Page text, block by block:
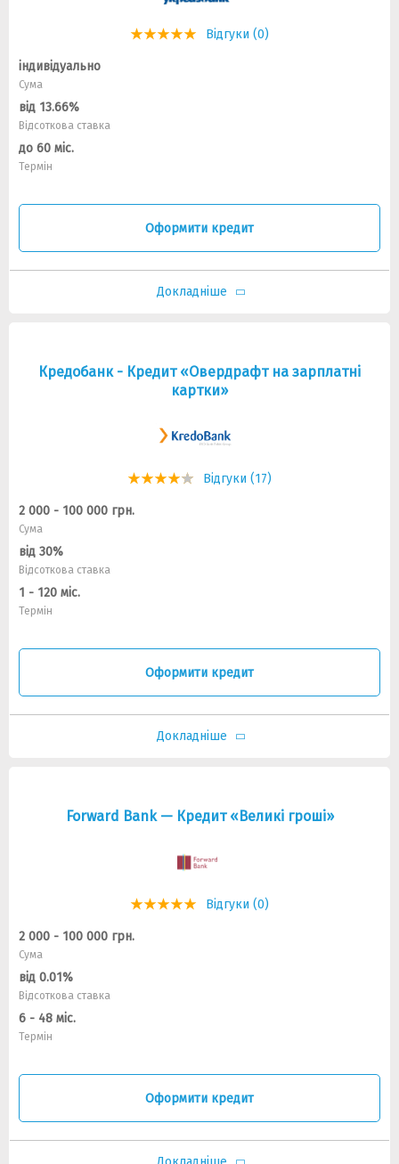
Відгуки (0)
індивідуально
Сума
від 13.66%
Відсоткова ставка
до 60 міс.
Термін
Оформити кредит
Докладніше
Кредобанк - Кредит «Овердрафт на зарплатні
картки»
Відгуки (17)
2 000 - 100 000 грн.
Сума
від 30%
Відсоткова ставка
1 - 120 міс.
Термін
Оформити кредит
Докладніше
Forward Bank — Кредит «Великі гроші»
Відгуки (0)
2 000 - 100 000 грн.
Сума
від 0.01%
Відсоткова ставка
6 - 48 міс.
Термін
Оформити кредит